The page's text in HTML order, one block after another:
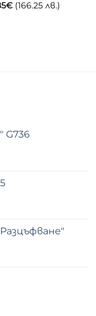
€ (166.25 лв.)
G736